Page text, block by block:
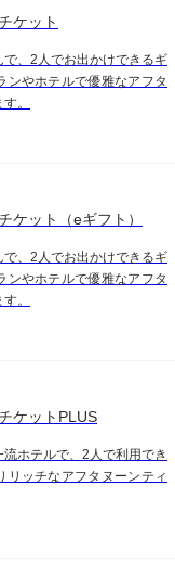
ケット
、2人でお出かけできるギ
ンやホテルで優雅なアフタ
。
ケット（eギフト）
、2人でお出かけできるギ
ンやホテルで優雅なアフタ
。
ケットPLUS
ホテルで、2人で利用でき
リッチなアフタヌーンティ